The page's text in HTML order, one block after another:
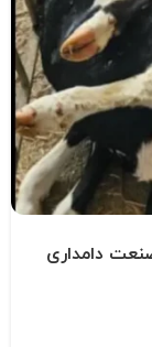
دامداری